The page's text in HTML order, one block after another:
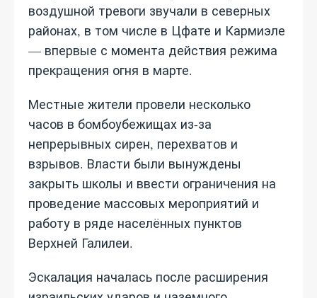
воздушной тревоги звучали в северных
районах, в том числе в Цфате и Кармиэле
— впервые с момента действия режима
прекращения огня в марте.
Местные жители провели несколько
часов в бомбоубежищах из-за
непрерывных сирен, перехватов и
взрывов. Власти были вынуждены
закрыть школы и ввести ограничения на
проведение массовых мероприятий и
работу в ряде населённых пунктов
Верхней Галилеи.
Эскалация началась после расширения